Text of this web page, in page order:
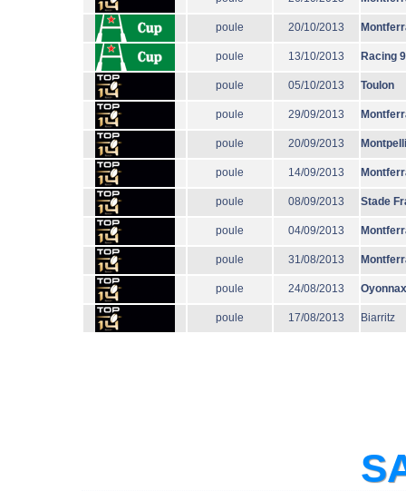
poule 20/10/2013
poule 13/10/2013 Racing
poule 05/10/2013 Toulon
poule 29/09/2013
poule 20/09/2013
poule 14/09/2013
poule 08/09/2013 Stade
poule 04/09/2013
poule 31/08/2013
poule 24/08/2013 Oyonnax
poule 17/08/2013 Biarritz